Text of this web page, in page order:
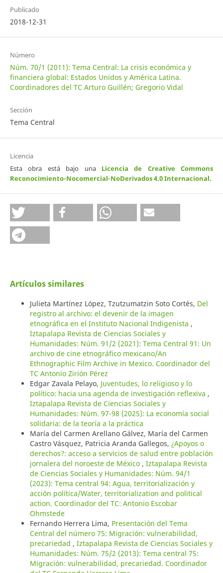
Publicado
2018-12-31
Número
Núm. 70/1 (2011): Tema Central: La crisis económica y
financiera global: Estados Unidos y América Latina.
Coordinadores del TC Arturo Guillén; Gregorio Vidal
Sección
Tema Central
Licencia
Esta obra está bajo una Licencia de Creative Commons
Reconocimiento-Nocomercial-NoDerivados 4.0 Internacional.
Artículos similares
Julieta Martínez López, Tzutzumatzin Soto Cortés, Del
registro al archivo: el devenir de la imagen
etnográfica en el Instituto Nacional Indigenista ,
Iztapalapa Revista de Ciencias Sociales y
Humanidades: Núm. 91/2 (2021): Tema Central 91: Un
archivo de cine etnográfico mexicano/An
Ethnographic Film Archive in Mexico. Coordinador del
TC Antonio Zirión Pérez
Edgar Zavala Pelayo, Juventudes, lo religioso y lo
político: hacia una agenda de investigación reflexiva ,
Iztapalapa Revista de Ciencias Sociales y
Humanidades: Núm. 97-98 (2025): La economía social
solidaria: de la teoría a la práctica
María del Carmen Arellano Gálvez, María del Carmen
Castro Vásquez, Patricia Aranda Gallegos, ¿Apoyos o
derechos?: acceso a servicios de salud entre población
jornalera del noroeste de México , Iztapalapa Revista
de Ciencias Sociales y Humanidades: Núm. 94/1
(2023): Tema central 94: Agua, territorialización y
acción política/Water, territorialization and political
action. Coordinador del TC: Antonio Escobar
Ohmstede
Fernando Herrera Lima, Presentación del Tema
Central del número 75: Migración: vulnerabilidad,
precariedad , Iztapalapa Revista de Ciencias Sociales y
Humanidades: Núm. 75/2 (2013): Tema central 75:
Migración: vulnerabilidad, precariedad. Coordinador